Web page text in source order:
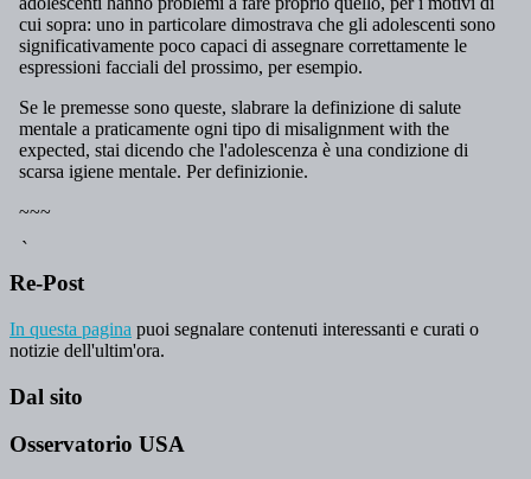
Re-Post
In questa pagina puoi segnalare contenuti interessanti e curati o
notizie dell'ultim'ora.
Dal sito
Osservatorio USA